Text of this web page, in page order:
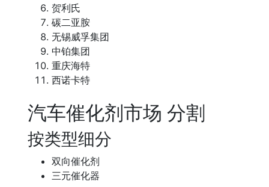
贺利氏
碳二亚胺
无锡威孚集团
中铂集团
重庆海特
西诺卡特
汽车催化剂市场 分割
按类型细分
双向催化剂
三元催化器